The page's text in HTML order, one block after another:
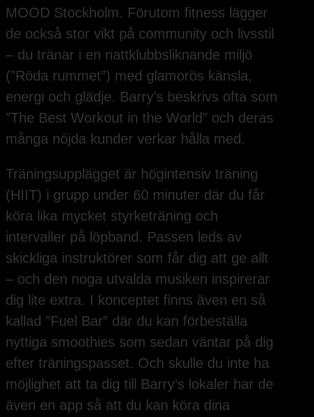
MOOD Stockholm. Förutom fitness lägger
de också stor vikt på community och livsstil
– du tränar i en nattklubbsliknande miljö
(”Röda rummet”) med glamorös känsla,
energi och glädje. Barry’s beskrivs ofta som
”The Best Workout in the World” och deras
många nöjda kunder verkar hålla med.
Träningsupplägget är högintensiv träning
(HIIT) i grupp under 60 minuter där du får
köra lika mycket styrketräning och
intervaller på löpband. Passen leds av
skickliga instruktörer som får dig att ge allt
– och den noga utvalda musiken inspirerar
dig lite extra. I konceptet finns även en så
kallad ”Fuel Bar” där du kan förbeställa
nyttiga smoothies som sedan väntar på dig
efter träningspasset. Och skulle du inte ha
möjlighet att ta dig till Barry’s lokaler har de
även en app så att du kan köra dina